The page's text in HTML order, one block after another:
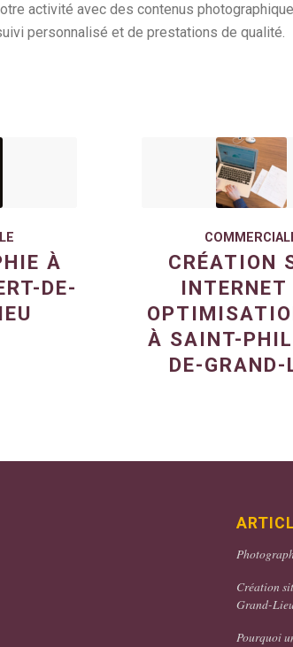
activité avec des contenus
personnalisé et de prestations de qualité.
À
DE-
CRÉATION
INTERNET
À SAINT-
DE-GRAND-
Création
Grand-
Pourquoi